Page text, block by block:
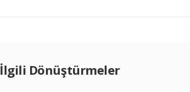
İlgili Dönüştürmeler